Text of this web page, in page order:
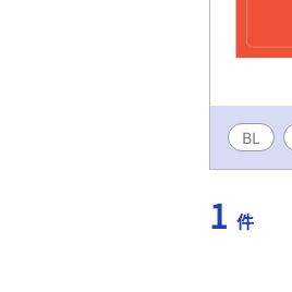
BL
1 件